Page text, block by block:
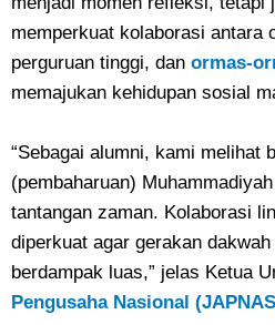
memperkuat kolaborasi antara
perguruan tinggi, dan ormas-
memajukan kehidupan sosial
“Sebagai alumni, kami melihat
(pembaharuan)
tantangan zaman. Kolaborasi
diperkuat agar gerakan
berdampak luas,” jelas Ketua
Pengusaha Nasional